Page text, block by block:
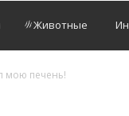
Животные
мою печень!